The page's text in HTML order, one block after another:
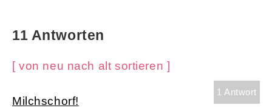
11 Antworten
[ von neu nach alt sortieren ]
1 Antwort
Milchschorf!